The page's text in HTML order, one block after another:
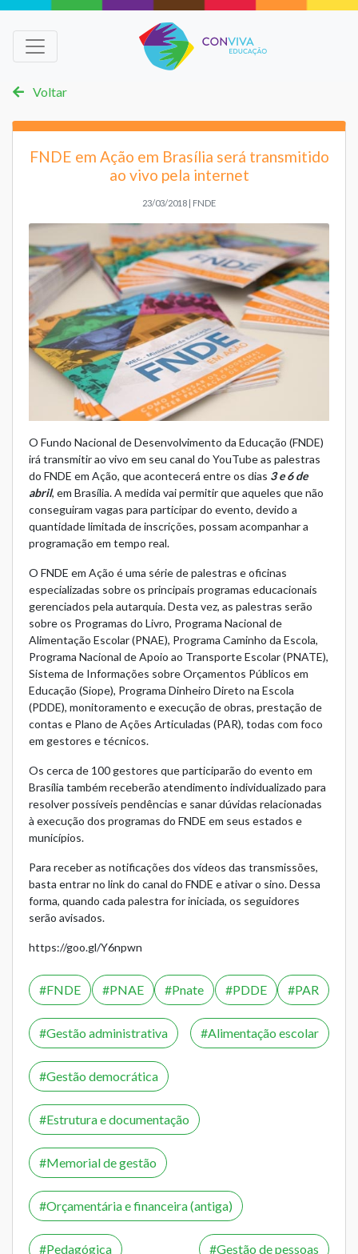
Voltar
FNDE em Ação em Brasília será transmitido
ao vivo pela internet
23/03/2018 | FNDE
O Fundo Nacional de Desenvolvimento da Educação (FNDE)
irá transmitir ao vivo em seu canal do YouTube as palestras
do FNDE em Ação, que acontecerá entre os dias 3 e 6 de
abril, em Brasília. A medida vai permitir que aqueles que não
conseguiram vagas para participar do evento, devido a
quantidade limitada de inscrições, possam acompanhar a
programação em tempo real.
O FNDE em Ação é uma série de palestras e oficinas
especializadas sobre os principais programas educacionais
gerenciados pela autarquia. Desta vez, as palestras serão
sobre os Programas do Livro, Programa Nacional de
Alimentação Escolar (PNAE), Programa Caminho da Escola,
Programa Nacional de Apoio ao Transporte Escolar (PNATE),
Sistema de Informações sobre Orçamentos Públicos em
Educação (Siope), Programa Dinheiro Direto na Escola
(PDDE), monitoramento e execução de obras, prestação de
contas e Plano de Ações Articuladas (PAR), todas com foco
em gestores e técnicos.
Os cerca de 100 gestores que participarão do evento em
Brasília também receberão atendimento individualizado para
resolver possíveis pendências e sanar dúvidas relacionadas
à execução dos programas do FNDE em seus estados e
municípios.
Para receber as notificações dos vídeos das transmissões,
basta entrar no linkdo canal do FNDE e ativar o sino. Dessa
forma, quando cada palestra for iniciada, os seguidores
serão avisados.
https://goo.gl/Y6npwn
FNDE PNAE Pnate PDDE PAR
Gestão administrativa Alimentação escolar
Gestão democrática
Estrutura e documentação
Memorial de gestão
Orçamentária e financeira (antiga)
Pedagógica Gestão de pessoas